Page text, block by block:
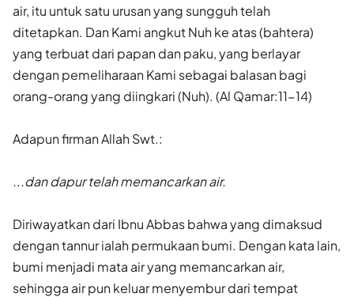
air, itu untuk satu urusan yang sungguh telah
ditetapkan. Dan Kami angkut Nuh ke atas (bahtera)
yang terbuat dari papan dan paku, yang berlayar
dengan pemeliharaan Kami sebagai balasan bagi
orang-orang yang diingkari (Nuh). (Al Qamar:11-14)
Adapun firman Allah Swt.:
...dan dapur telah memancarkan air.
Diriwayatkan dari Ibnu Abbas bahwa yang dimaksud
dengan tannur ialah permukaan bumi. Dengan kata lain,
bumi menjadi mata air yang memancarkan air,
sehingga air pun keluar menyembur dari tempat